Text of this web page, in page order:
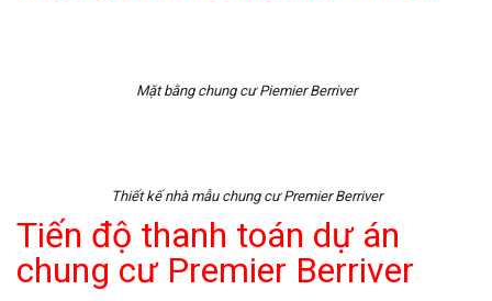
Mặt bằng chung cư Piemier Berriver
Thiết kế nhà mẫu chung cư Premier Berriver
Tiến độ thanh toán dự án
chung cư Premier Berriver